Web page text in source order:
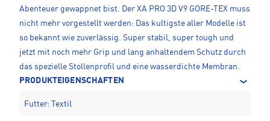
Abenteuer gewappnet bist. Der XA PRO 3D V9 GORE-TEX muss
nicht mehr vorgestellt werden: Das kultigste aller Modelle ist
so bekannt wie zuverlässig. Super stabil, super tough und
jetzt mit noch mehr Grip und lang anhaltendem Schutz durch
das spezielle Stollenprofil und eine wasserdichte Membran.
PRODUKTEIGENSCHAFTEN
Futter: Textil